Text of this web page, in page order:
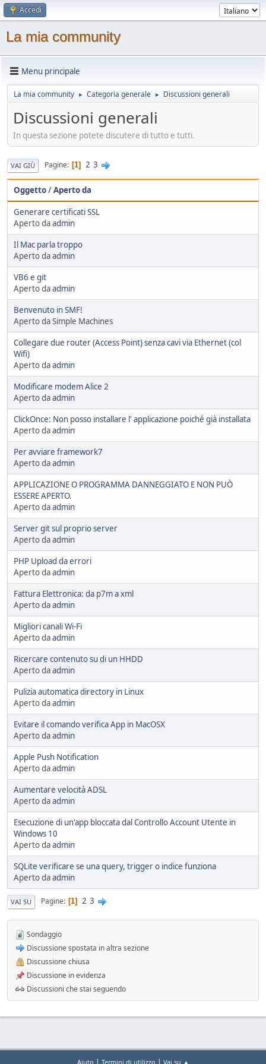
Accedi
La mia community
Menu principale
La mia community ► Categoria generale ► Discussioni generali
Discussioni generali
In questa sezione potete discutere di tutto e tutti.
VAI GIÙ Pagine 1 2 3
Oggetto/Aperto da
Generare certificati SSL
Aperto daadmin
Il Mac parla troppo
Aperto daadmin
VB6 e git
Aperto daadmin
Benvenuto in SMF!
Aperto da Simple Machines
Collegare due router (Access Point) senza cavi via Ethernet (col
Wifi)
Aperto daadmin
Modificare modem Alice 2
Aperto daadmin
ClickOnce: Non posso installare l' applicazione poiché già installata
Aperto daadmin
Per avviare framework7
Aperto daadmin
APPLICAZIONE O PROGRAMMA DANNEGGIATO E NON PUÒ
ESSERE APERTO.
Aperto daadmin
Server git sul proprio server
Aperto daadmin
PHP Upload da errori
Aperto daadmin
Fattura Elettronica: da p7m a xml
Aperto daadmin
Migliori canali Wi-Fi
Aperto daadmin
Ricercare contenuto su di un HHDD
Aperto daadmin
Pulizia automatica directory in Linux
Aperto daadmin
Evitare il comando verifica App in MacOSX
Aperto daadmin
Apple Push Notification
Aperto daadmin
Aumentare velocità ADSL
Aperto daadmin
Esecuzione di un'app bloccata dal Controllo Account Utente in
Windows 10
Aperto daadmin
SQLite verificare se una query, trigger o indice funziona
Aperto daadmin
VAI SU Pagine 1 2 3
Sondaggio
Discussione spostata in altra sezione
Discussione chiusa
Discussione in evidenza
Discussioni che stai seguendo
Aiuto | Termini di utilizzo | Vai su ▲